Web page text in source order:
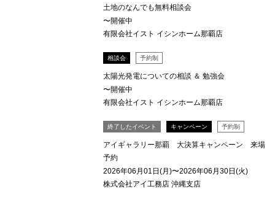
土地のなんでも無料相談会
〜開催中
有限会社イスト イシンホーム那覇店
相談会 予約制
太陽光発電についての相談 ＆ 勉強会
〜開催中
有限会社イスト イシンホーム那覇店
終了したイベント キャンペーン 予約制
アイギャラリー那覇 大決算キャンペーン 来場
予約
2026年06月01日(月)〜2026年06月30日(火)
株式会社アイ工務店 沖縄支店